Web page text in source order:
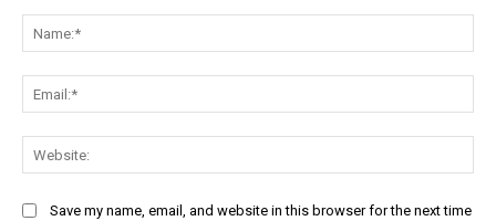
Save my name, email, and website in this browser for the next time